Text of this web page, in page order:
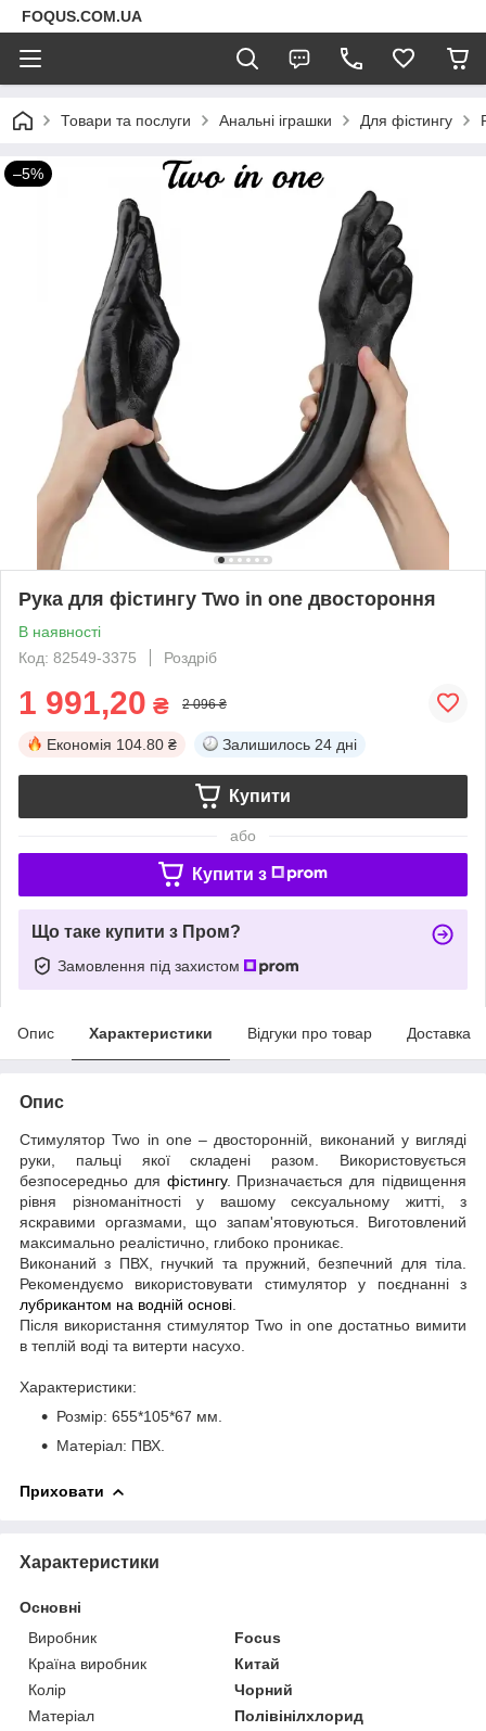
FOQUS.COM.UA
Товари та послуги Анальні іграшки Для фістингу
–5%
Рука для фістингу Two in one двостороння
В наявності
Код: 82549-3375
Роздріб
1 991,20 ₴ 2 096 ₴
Економія 104.80 ₴ Залишилось 24 дні
Купити
або
Купити з
Що таке купити з Пром?
Замовлення під захистом
Опис Характеристики Відгуки про товар Доставка
Опис
Стимулятор Two in one – двосторонній, виконаний у вигляді
руки, пальці якої складені разом. Використовується
безпосередньо для фістингу. Призначається для підвищення
рівня різноманітності у вашому сексуальному житті, з
яскравими оргазмами, що запам'ятовуються. Виготовлений
максимально реалістично, глибоко проникає.
Виконаний з ПВХ, гнучкий та пружний, безпечний для тіла.
Рекомендуємо використовувати стимулятор у поєднанні з
лубрикантом на водній основі
Після використання стимулятор Two in one достатньо вимити
в теплій воді та витерти насухо.
Характеристики:
Розмір: 655*105*67 мм.
Матеріал: ПВХ.
Приховати
Характеристики
Основні
Виробник
Focus
Країна виробник
Китай
Колір
Чорний
Матеріал
Полівінілхлорид